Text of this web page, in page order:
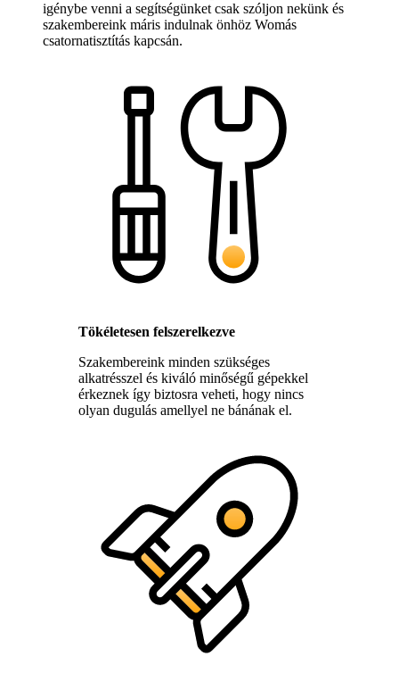
igénybe venni a segítségünket csak szóljon nekünk és
szakembereink máris indulnak önhöz Womás
csatornatisztítás kapcsán.
Tökéletesen felszerelkezve
Szakembereink minden szükséges
alkatrésszel és kiváló minőségű gépekkel
érkeznek így biztosra veheti, hogy nincs
olyan dugulás amellyel ne bánának el.